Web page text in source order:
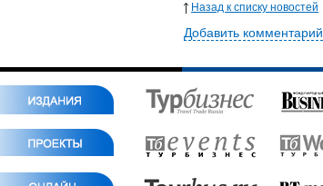
Назад к списку новостей
Добавить комментарий